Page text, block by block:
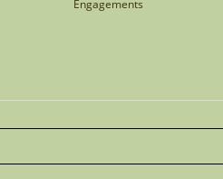
Engagements